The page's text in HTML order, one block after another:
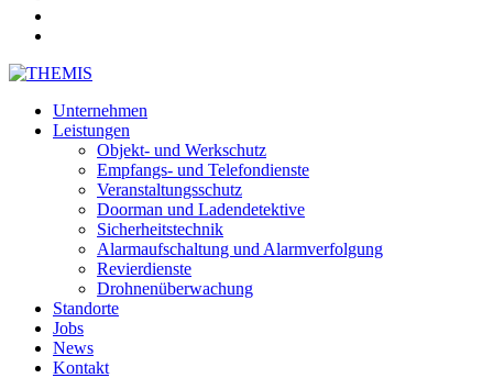
Unternehmen
Leistungen
Objekt- und Werkschutz
Empfangs- und Telefondienste
Veranstaltungsschutz
Doorman und Ladendetektive
Sicherheitstechnik
Alarmaufschaltung und Alarmverfolgung
Revierdienste
Drohnenüberwachung
Standorte
Jobs
News
Kontakt